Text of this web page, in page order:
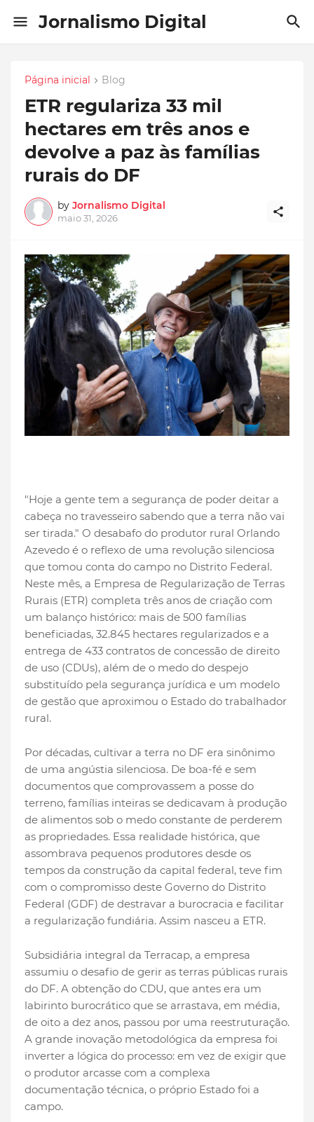
Jornalismo Digital
Página inicial Blog
ETR regulariza 33 mil
hectares em três anos e
devolve a paz às famílias
rurais do DF
by Jornalismo Digital
maio 31, 2026
"Hoje a gente tem a segurança de poder deitar a
cabeça no travesseiro sabendo que a terra não vai
ser tirada." O desabafo do produtor rural Orlando
Azevedo é o reflexo de uma revolução silenciosa
que tomou conta do campo no Distrito Federal.
Neste mês, a Empresa de Regularização de Terras
Rurais (ETR) completa três anos de criação com
um balanço histórico: mais de 500 famílias
beneficiadas, 32.845 hectares regularizados e a
entrega de 433 contratos de concessão de direito
de uso (CDUs), além de o medo do despejo
substituído pela segurança jurídica e um modelo
de gestão que aproximou o Estado do trabalhador
rural.
Por décadas, cultivar a terra no DF era sinônimo
de uma angústia silenciosa. De boa-fé e sem
documentos que comprovassem a posse do
terreno, famílias inteiras se dedicavam à produção
de alimentos sob o medo constante de perderem
as propriedades. Essa realidade histórica, que
assombrava pequenos produtores desde os
tempos da construção da capital federal, teve fim
com o compromisso deste Governo do Distrito
Federal (GDF) de destravar a burocracia e facilitar
a regularização fundiária. Assim nasceu a ETR.
Subsidiária integral da Terracap, a empresa
assumiu o desafio de gerir as terras públicas rurais
do DF. A obtenção do CDU, que antes era um
labirinto burocrático que se arrastava, em média,
de oito a dez anos, passou por uma reestruturação.
A grande inovação metodológica da empresa foi
inverter a lógica do processo: em vez de exigir que
o produtor arcasse com a complexa
documentação técnica, o próprio Estado foi a
campo.